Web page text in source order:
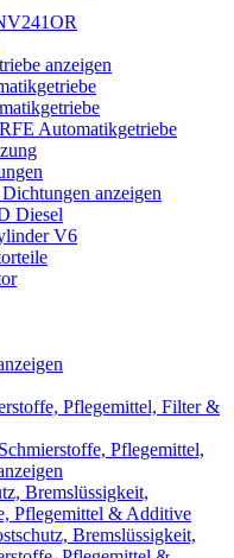
anzeigen
Automatikgetriebe
anzeigen
Diesel
V6
Pflegemittel, Filter &
Pflegemittel,
Bremslüssigkeit,
Pflegemittel & Additive
Bremslüssigkeit,